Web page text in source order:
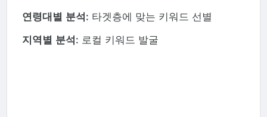
연령대별 분석: 타겟층에 맞는 키워드 선별
지역별 분석: 로컬 키워드 발굴